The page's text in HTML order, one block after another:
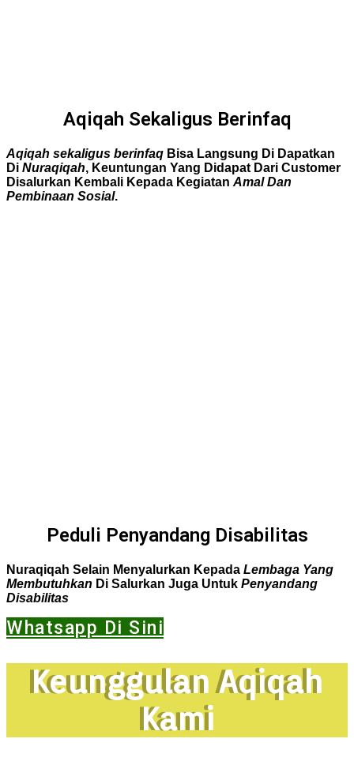
Aqiqah Sekaligus Berinfaq
Aqiqah sekaligus berinfaq Bisa Langsung Di Dapatkan
Di Nuraqiqah, Keuntungan Yang Didapat Dari Customer
Disalurkan Kembali Kepada Kegiatan Amal Dan
Pembinaan Sosial.
Peduli Penyandang Disabilitas
Nuraqiqah Selain Menyalurkan Kepada Lembaga Yang
Membutuhkan Di Salurkan Juga Untuk Penyandang
Disabilitas
Whatsapp Di Sini
Keunggulan Aqiqah
Kami